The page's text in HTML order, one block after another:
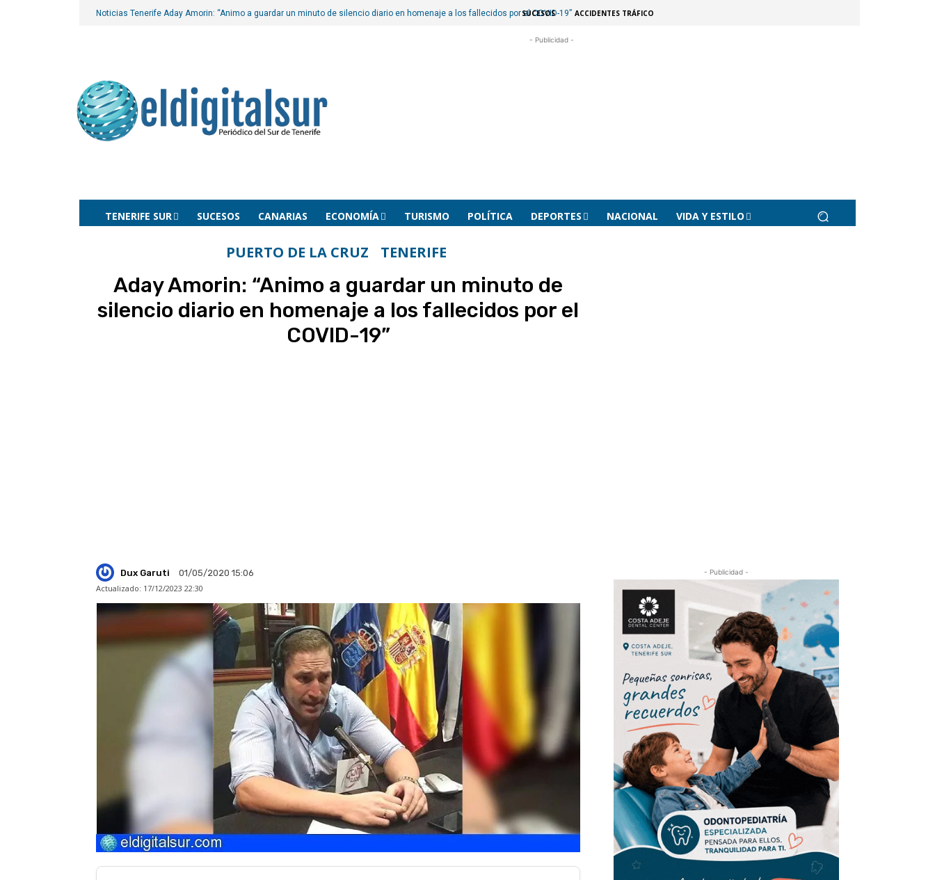
Noticias Tenerife Aday Amorin: “Animo a guardar un minuto de silencio diario en homenaje a los fallecidos por el COVID-19”
SUCESOS ACCIDENTES TRÁFICO
- Publicidad -
TENERIFE SUR SUCESOS CANARIAS ECONOMÍA TURISMO POLÍTICA DEPORTES NACIONAL VIDA Y ESTILO
PUERTO DE LA CRUZ TENERIFE
Aday Amorin: “Animo a guardar un minuto de
silencio diario en homenaje a los fallecidos por el
COVID-19”
Dux Garuti
01/05/2020 15:06
Actualizado: 17/12/2023 22:30
- Publicidad -